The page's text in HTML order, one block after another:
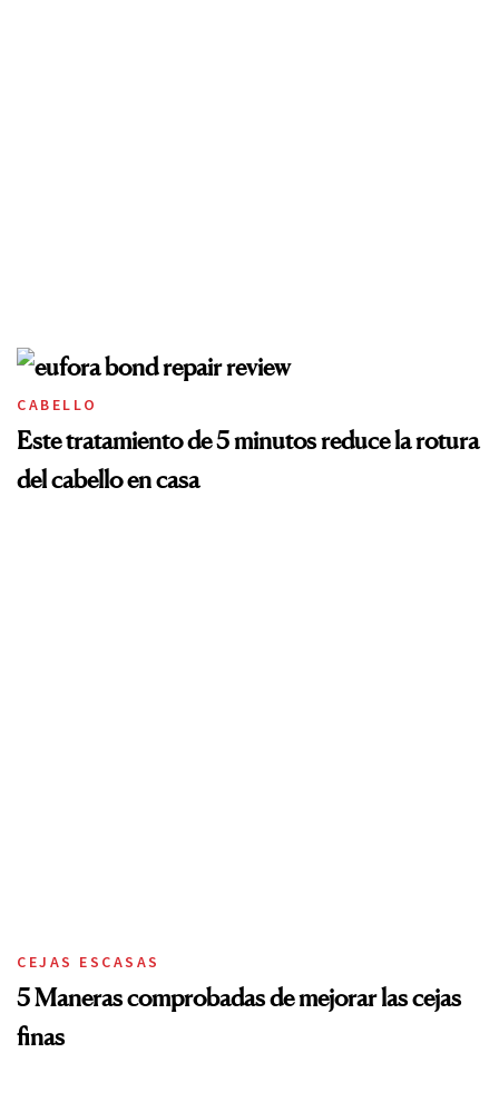
CABELLO
Este tratamiento de 5 minutos reduce la rotura
del cabello en casa
CEJAS ESCASAS
5 Maneras comprobadas de mejorar las cejas
finas